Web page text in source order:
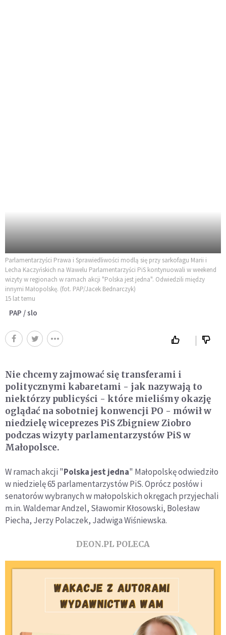
Parlamentarzyści Prawa i Sprawiedliwości modlą się przy sarkofagu Marii i
Lecha Kaczyńskich na Wawelu Parlamentarzyści PiS kontynuowali w weekend
wizyty w regionach w ramach akcji "Polska jest jedna". Odwiedzili między
innymi Małopolskę. (fot. PAP/Jacek Bednarczyk)
15 lat temu
PAP / slo
Nie chcemy zajmować się transferami i
politycznymi kabaretami - jak nazywają to
niektórzy publicyści - które mieliśmy okazję
oglądać na sobotniej konwencji PO - mówił w
niedzielę wiceprezes PiS Zbigniew Ziobro
podczas wizyty parlamentarzystów PiS w
Małopolsce.
W ramach akcji "Polska jest jedna" Małopolskę odwiedziło
w niedzielę 65 parlamentarzystów PiS. Oprócz posłów i
senatorów wybranych w małopolskich okręgach przyjechali
m.in. Waldemar Andzel, Sławomir Kłosowski, Bolesław
Piecha, Jerzy Polaczek, Jadwiga Wiśniewska.
DEON.PL POLECA